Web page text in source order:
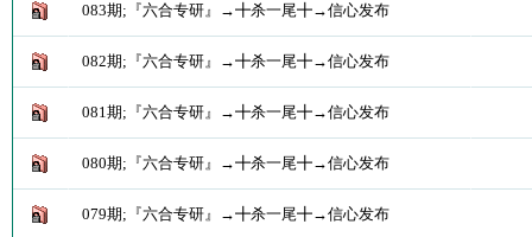
083期;『六合专研』→╋杀一尾╋→信心发布
082期;『六合专研』→╋杀一尾╋→信心发布
081期;『六合专研』→╋杀一尾╋→信心发布
080期;『六合专研』→╋杀一尾╋→信心发布
079期;『六合专研』→╋杀一尾╋→信心发布